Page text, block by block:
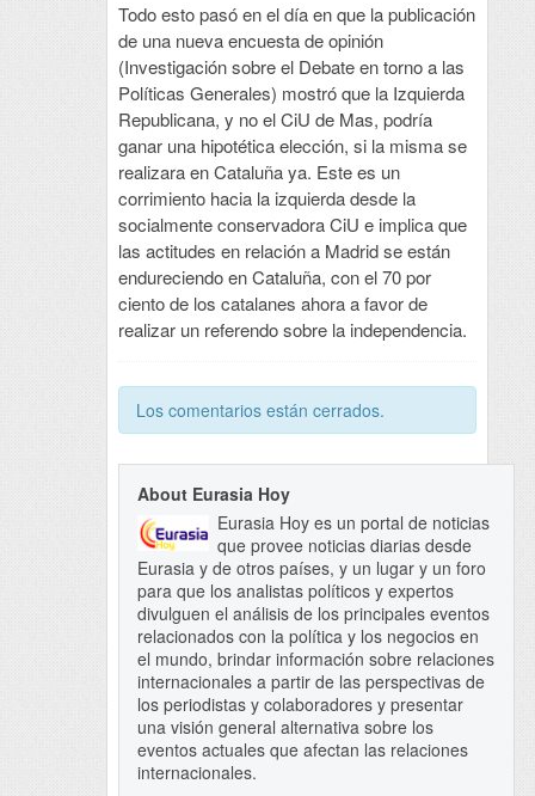
Todo esto pasó en el día en que la publicación
de una nueva encuesta de opinión
(Investigación sobre el Debate en torno a las
Políticas Generales) mostró que la Izquierda
Republicana, y no el CiU de Mas, podría
ganar una hipotética elección, si la misma se
realizara en Cataluña ya. Este es un
corrimiento hacia la izquierda desde la
socialmente conservadora CiU e implica que
las actitudes en relación a Madrid se están
endureciendo en Cataluña, con el 70 por
ciento de los catalanes ahora a favor de
realizar un referendo sobre la independencia.
Los comentarios están cerrados.
About Eurasia Hoy
Eurasia Hoy es un portal de noticias
que provee noticias diarias desde
Eurasia y de otros países, y un lugar y un foro
para que los analistas políticos y expertos
divulguen el análisis de los principales eventos
relacionados con la política y los negocios en
el mundo, brindar información sobre relaciones
internacionales a partir de las perspectivas de
los periodistas y colaboradores y presentar
una visión general alternativa sobre los
eventos actuales que afectan las relaciones
internacionales.